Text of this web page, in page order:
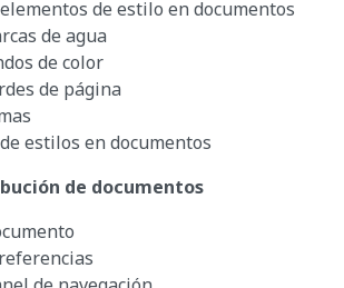
de estilo en documentos
de agua
de color
de página
estilos en documentos
de documentos